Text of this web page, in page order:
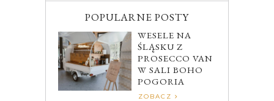
POPULARNE POSTY
WESELE NA
ŚLĄSKU Z
PROSECCO VAN
W SALI BOHO
POGORIA
ZOBACZ